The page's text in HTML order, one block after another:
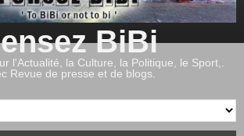
BiBi
l'Actualité, la Culture, la Politique, le Sport,.
Revue de presse et de blogs.